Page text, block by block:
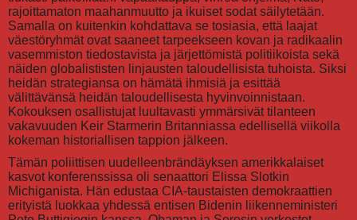
rajoittamaton maahanmuutto ja ikuiset sodat säilytetään.
Samalla on kuitenkin kohdattava se tosiasia, että laajat
väestöryhmät ovat saaneet tarpeekseen kovan ja radikaalin
vasemmiston tiedostavista ja järjettömistä politiikoista sekä
näiden globalististen linjausten taloudellisista tuhoista. Siksi
heidän strategiansa on hämätä ihmisiä ja esittää
välittävänsä heidän taloudellisesta hyvinvoinnistaan.
Kokouksen osallistujat luultavasti ymmärsivät tilanteen
vakavuuden Keir Starmerin Britanniassa edellisellä viikolla
kokeman historiallisen tappion jälkeen.
Tämän poliittisen uudelleenbrändäyksen amerikkalaiset
kasvot konferenssissa oli senaattori Elissa Slotkin
Michiganista. Hän edustaa CIA-taustaisten demokraattien
erityistä luokkaa yhdessä entisen Bidenin liikenneministeri